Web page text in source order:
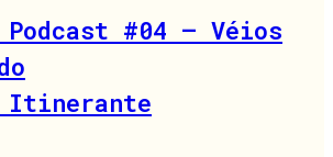
#04 – Véios
Itinerante